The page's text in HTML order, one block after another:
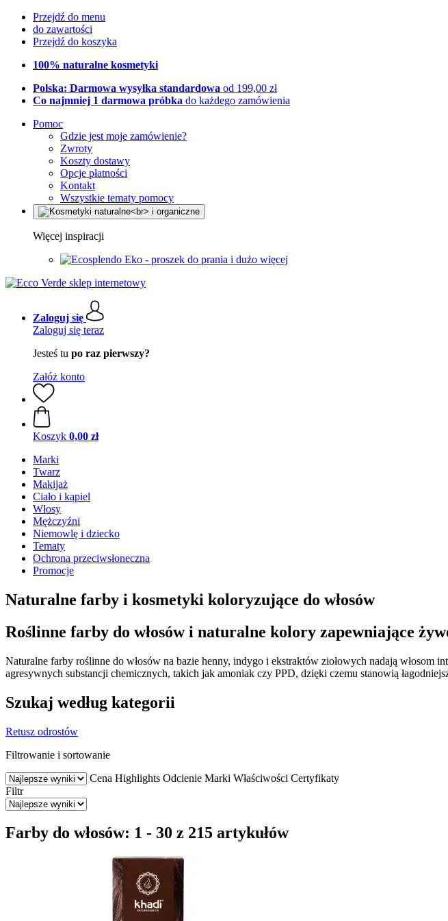
Przejdź do menu
do zawartości
Przejdź do koszyka
100% naturalne kosmetyki
Polska: Darmowa wysyłka standardowa od 199,00 zł
Co najmniej 1 darmowa próbka do każdego zamówienia
Pomoc
Gdzie jest moje zamówienie?
Zwroty
Koszty dostawy
Opcje płatności
Kontakt
Wszystkie tematy pomocy
Więcej inspiracji
Eko - proszek do prania i dużo więcej
Zaloguj się
Zaloguj się teraz
Jesteś tu po raz pierwszy?
Załóż konto
Koszyk 0,00 zł
Marki
Twarz
Makijaż
Ciało i kąpiel
Włosy
Mężczyźni
Niemowlę i dziecko
Tematy
Ochrona przeciwsłoneczna
Promocje
Naturalne farby i kosmetyki koloryzujące do włosów
Roślinne farby do włosów i naturalne kolory zapewniające
Naturalne farby roślinne do włosów na bazie henny, indygo i ekstraktów ziołowych nadają
agresywnych substancji chemicznych, takich jak amoniak czy PPD, dzięki czemu stanowią
Szukaj według kategorii
Retusz odrostów
Filtrowanie i sortowanie
Cena Highlights Odcienie Marki Właściwości Certyfikaty
Filtr
Farby do włosów: 1 - 30 z 215 artykułów